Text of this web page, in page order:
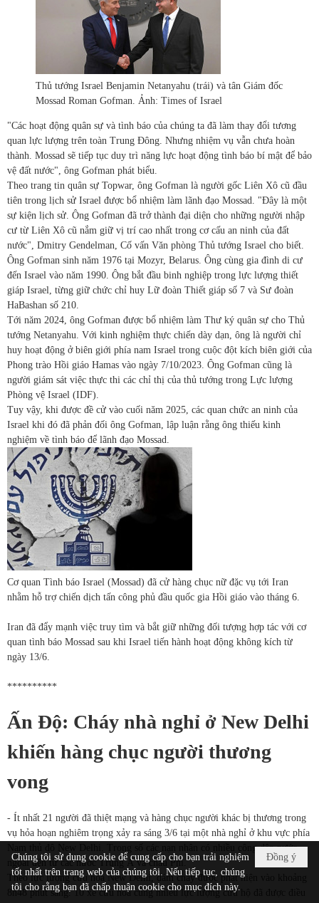
Thủ tướng Israel Benjamin Netanyahu (trái) và tân Giám đốc
Mossad Roman Gofman. Ảnh: Times of Israel
"Các hoạt động quân sự và tình báo của chúng ta đã làm thay đổi tương
quan lực lượng trên toàn Trung Đông. Nhưng nhiệm vụ vẫn chưa hoàn
thành. Mossad sẽ tiếp tục duy trì năng lực hoạt động tình báo bí mật để bảo
vệ đất nước", ông Gofman phát biểu.
Theo trang tin quân sự Topwar, ông Gofman là người gốc Liên Xô cũ đầu
tiên trong lịch sử Israel được bổ nhiệm làm lãnh đạo Mossad. "Đây là một
sự kiện lịch sử. Ông Gofman đã trở thành đại diện cho những người nhập
cư từ Liên Xô cũ nắm giữ vị trí cao nhất trong cơ cấu an ninh của đất
nước", Dmitry Gendelman, Cố vấn Văn phòng Thủ tướng Israel cho biết.
Ông Gofman sinh năm 1976 tại Mozyr, Belarus. Ông cùng gia đình di cư
đến Israel vào năm 1990. Ông bắt đầu binh nghiệp trong lực lượng thiết
giáp Israel, từng giữ chức chỉ huy Lữ đoàn Thiết giáp số 7 và Sư đoàn
HaBashan số 210.
Tới năm 2024, ông Gofman được bổ nhiệm làm Thư ký quân sự cho Thủ
tướng Netanyahu. Với kinh nghiệm thực chiến dày dạn, ông là người chỉ
huy hoạt động ở biên giới phía nam Israel trong cuộc đột kích biên giới của
Phong trào Hồi giáo Hamas vào ngày 7/10/2023. Ông Gofman cũng là
người giám sát việc thực thi các chỉ thị của thủ tướng trong Lực lượng
Phòng vệ Israel (IDF).
Tuy vậy, khi được đề cử vào cuối năm 2025, các quan chức an ninh của
Israel khi đó đã phản đối ông Gofman, lập luận rằng ông thiếu kinh
nghiệm về tình báo để lãnh đạo Mossad.
Cơ quan Tình báo Israel (Mossad) đã cử hàng chục nữ đặc vụ tới Iran
nhằm hỗ trợ chiến dịch tấn công phủ đầu quốc gia Hồi giáo vào tháng 6.
Iran đã đẩy mạnh việc truy tìm và bắt giữ những đối tượng hợp tác với cơ
quan tình báo Mossad sau khi Israel tiến hành hoạt động không kích từ
ngày 13/6.
**********
Ấn Độ: Cháy nhà nghỉ ở New Delhi
khiến hàng chục người thương
vong
- Ít nhất 21 người đã thiệt mạng và hàng chục người khác bị thương trong
vụ hỏa hoạn nghiêm trọng xảy ra sáng 3/6 tại một nhà nghỉ ở khu vực phía
Nam thủ đô New Delhi. Trong số các nạn nhân có nhiều công dân nước
ngoài đến từ các nước Trung Á và châu Phi.
Theo lực lượng cứu hỏa New Delhi, đám cháy được phát hiện vào khoảng
8h48 phút sáng. 10 xe cứu hỏa cùng nhiều lực lượng cứu hộ đã được điều
Đồng ý
Chúng tôi sử dụng cookie để cung cấp cho bạn trải nghiệm
tốt nhất trên trang web của chúng tôi. Nếu tiếp tục, chúng
tôi cho rằng bạn đã chấp thuận cookie cho mục đích này.